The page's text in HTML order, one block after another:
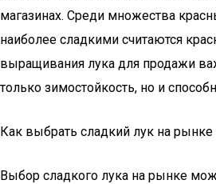
магазинах. Среди множества
наиболее сладкими считаются
выращивания лука для продажи
только зимостойкость, но и
Как выбрать сладкий лук на рынке
Выбор сладкого лука на рынке